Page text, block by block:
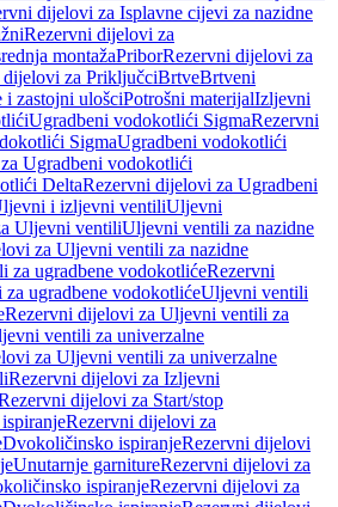
dijelovi za Isplavne cijevi za nazidne
Rezervni dijelovi za
montažaPriborRezervni dijelovi za
dijelovi za PriključciBrtveBrtveni
i zastojni ulošciPotrošni materijalIzljevni
Ugradbeni vodokotlići SigmaRezervni
SigmaUgradbeni vodokotlići
Ugradbeni vodokotlići
DeltaRezervni dijelovi za Ugradbeni
i izljevni ventiliUljevni
Uljevni ventiliUljevni ventili za nazidne
za Uljevni ventili za nazidne
za ugradbene vodokotlićeRezervni
ugradbene vodokotlićeUljevni ventili
Rezervni dijelovi za Uljevni ventili za
ventili za univerzalne
za Uljevni ventili za univerzalne
Rezervni dijelovi za Izljevni
dijelovi za Start/stop
Rezervni dijelovi za
Dvokoličinsko ispiranjeRezervni dijelovi
Unutarnje garnitureRezervni dijelovi za
ispiranjeRezervni dijelovi za